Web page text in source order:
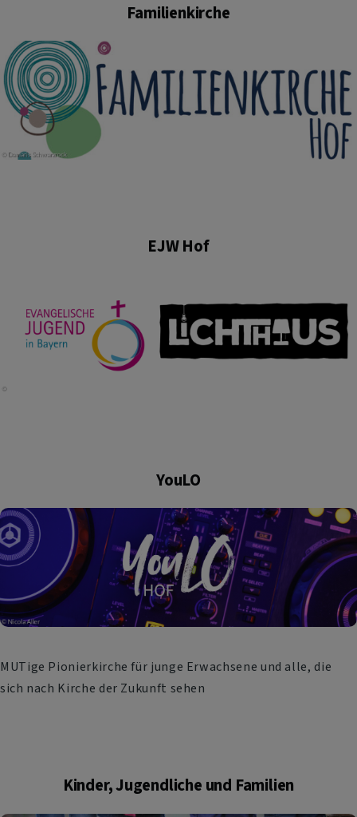
Familienkirche
EJW Hof
YouLO
MUTige Pionierkirche für junge Erwachsene und alle, die
sich nach Kirche der Zukunft sehen
Kinder, Jugendliche und Familien